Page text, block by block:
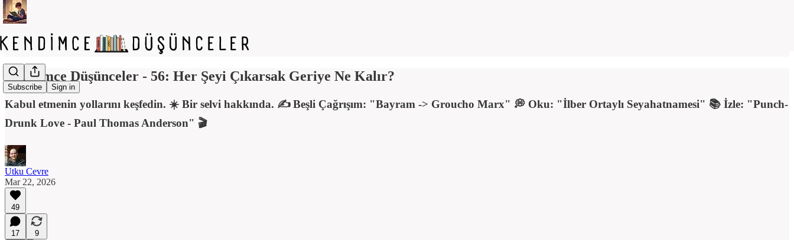
Subscribe Sign in
Kendimce Düşünceler - 56: Her Şeyi Çıkarsak Geriye Ne Kalır?
Kabul etmenin yollarını keşfedin. ☀️ Bir selvi hakkında. ✍️ Beşli Çağrışım: "Bayram -> Groucho Marx" 💭 Oku: "İlber Ortaylı Seyahatnamesi" 📚 İzle: "Punch-
Drunk Love - Paul Thomas Anderson" 🎬
Utku Cevre
Mar 22, 2026
49
17
9